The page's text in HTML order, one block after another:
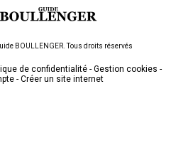
BOULLENGER.Τous droits réservés
de confidentialité
Gestion cookies
Créer un site internet